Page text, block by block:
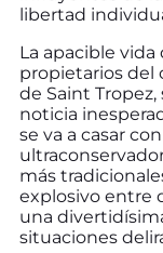
libertad
La apacible vida
propietarios del
de Saint
noticia
se va a casar
más
explosivo entre
una
situaciones